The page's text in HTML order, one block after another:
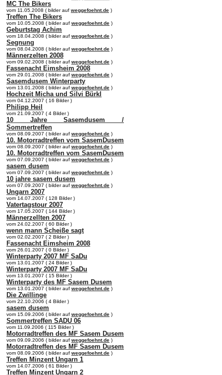
MC The Bikers
vom 11.05.2008 ( bilder auf weggefoehnt.de )
Treffen The Bikers
vom 10.05.2008 ( bilder auf weggefoehnt.de )
Geburtstag Achim
vom 18.04.2008 ( bilder auf weggefoehnt.de )
Segnung
vom 08.04.2008 ( bilder auf weggefoehnt.de )
Männerzelten 2008
vom 09.02.2008 ( bilder auf weggefoehnt.de )
Fassenacht Eimsheim 2008
vom 29.01.2008 ( bilder auf weggefoehnt.de )
Sasemdusem Winterparty
vom 13.01.2008 ( bilder auf weggefoehnt.de )
Hochzeit Micha und Silvi Bürkl
vom 04.12.2007 ( 16 Bilder )
Philipp Heil
vom 21.09.2007 ( 4 Bilder )
10 Jahre Sasemdusem /
Sommertreffen
vom 08.09.2007 ( bilder auf weggefoehnt.de )
10. Motorradtreffen vom SasemDusem
vom 08.09.2007 ( bilder auf weggefoehnt.de )
10. Motorradtreffen vom SasemDusem
vom 07.09.2007 ( bilder auf weggefoehnt.de )
sasem dusem
vom 07.09.2007 ( bilder auf weggefoehnt.de )
10 jahre sasem dusem
vom 07.09.2007 ( bilder auf weggefoehnt.de )
Ungarn 2007
vom 14.07.2007 ( 128 Bilder )
Vatertagstour 2007
vom 17.05.2007 ( 144 Bilder )
Männerzellten 2007
vom 24.02.2007 ( 60 Bilder )
wenn mann Scheiße sagt
vom 02.02.2007 ( 2 Bilder )
Fassenacht Eimsheim 2008
vom 26.01.2007 ( 0 Bilder )
Winterparty 2007 MF SaDu
vom 13.01.2007 ( 24 Bilder )
Winterparty 2007 MF SaDu
vom 13.01.2007 ( 15 Bilder )
Winterparty des MF Sasem Dusem
vom 13.01.2007 ( bilder auf weggefoehnt.de )
Die Zwillinge
vom 22.10.2006 ( 4 Bilder )
sasem dusem
vom 15.09.2006 ( bilder auf weggefoehnt.de )
Sommertreffen SADU 06
vom 11.09.2006 ( 115 Bilder )
Motorradtreffen des MF Sasem Dusem
vom 09.09.2006 ( bilder auf weggefoehnt.de )
Motorradtreffen des MF Sasem Dusem
vom 08.09.2006 ( bilder auf weggefoehnt.de )
Treffen Minzent Ungarn 1
vom 14.07.2006 ( 61 Bilder )
Treffen Minzent Ungarn 2